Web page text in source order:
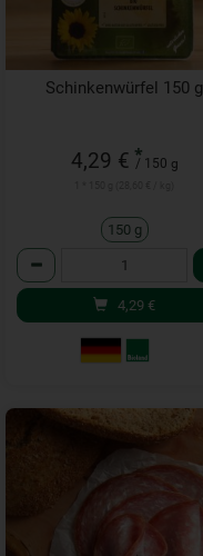
Schinkenwürfel 150 g
4,29 € *
/ 150 g
150 g
Anzahl
4,29 €